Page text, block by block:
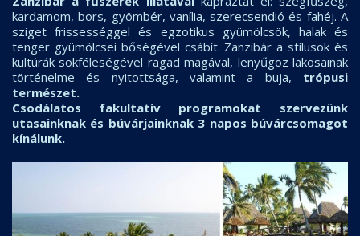
kardamom, bors, gyömbér, vanília, szerecsendió és fahéj. A
sziget frissességgel és egzotikus gyümölcsök, halak és
tenger gyümölcsei bőségével csábít. Zanzibár a stílusok és
kultúrák sokféleségével ragad magával, lenyűgöz lakosainak
történelme és nyitottsága, valamint a buja, trópusi
természet.
Csodálatos fakultatív programokat szervezünk
utasainknak és búvárjainknak 3 napos búvárcsomagot
kínálunk.